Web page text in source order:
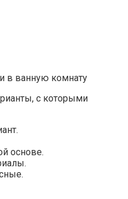
в ванную комнату
с которыми
основе.